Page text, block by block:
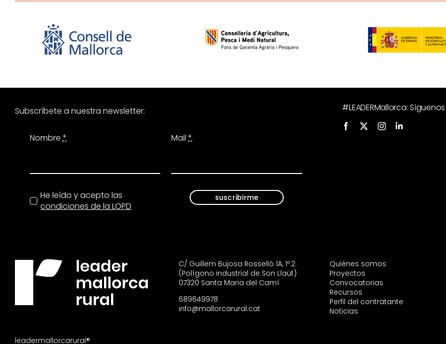
Subscríbete a nuestra newsletter:
Nombre* Mail*
He leído y acepto las
condiciones de la LOPD
suscribirme
#LEADERMallorca:
C/ Guillem Bujosa Rosselló 1A, 1º.2.
(Polígono industrial de Son Llaüt)
07320 Santa Maria del Camí
689649978
info@mallorcarural.cat
Quiénes somos
Proyectos
Convocatorias
Recursos
Perfil del contratante
Noticias
leadermallorcarural®